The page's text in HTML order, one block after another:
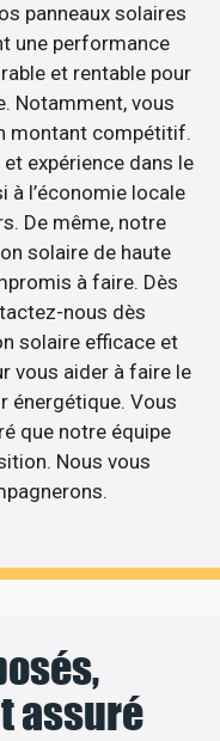
panneaux solaires
une performance
et rentable pour
Notamment, vous
montant compétitif.
expérience dans le
à l’économie locale
De même, notre
solaire de haute
à faire. Dès
nous dès
solaire efficace et
vous aider à faire le
énergétique. Vous
que notre équipe
Nous vous
assuré